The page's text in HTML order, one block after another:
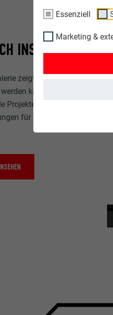
Essenziell
Marketing &
INSPIRIEREN
zeigt, wie vielseitig
kann. Entdecken Sie
Projekte mit den langlebigen
für Dach, Solar und